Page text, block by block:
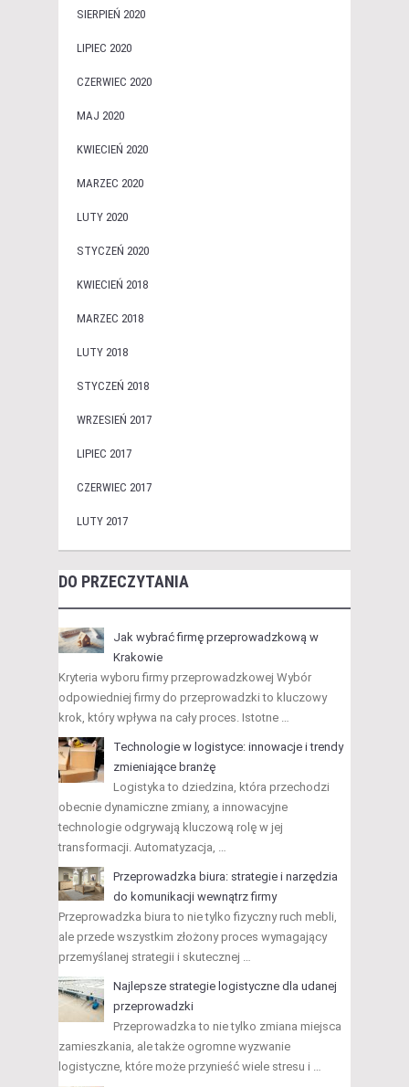
SIERPIEŃ 2020
LIPIEC 2020
CZERWIEC 2020
MAJ 2020
KWIECIEŃ 2020
MARZEC 2020
LUTY 2020
STYCZEŃ 2020
KWIECIEŃ 2018
MARZEC 2018
LUTY 2018
STYCZEŃ 2018
WRZESIEŃ 2017
LIPIEC 2017
CZERWIEC 2017
LUTY 2017
DO PRZECZYTANIA
Jak wybrać firmę przeprowadzkową w
Krakowie
Kryteria wyboru firmy przeprowadzkowej Wybór
odpowiedniej firmy do przeprowadzki to kluczowy
krok, który wpływa na cały proces. Istotne …
Technologie w logistyce: innowacje i trendy
zmieniające branżę
Logistyka to dziedzina, która przechodzi
obecnie dynamiczne zmiany, a innowacyjne
technologie odgrywają kluczową rolę w jej
transformacji. Automatyzacja, …
Przeprowadzka biura: strategie i narzędzia
do komunikacji wewnątrz firmy
Przeprowadzka biura to nie tylko fizyczny ruch mebli,
ale przede wszystkim złożony proces wymagający
przemyślanej strategii i skutecznej …
Najlepsze strategie logistyczne dla udanej
przeprowadzki
Przeprowadzka to nie tylko zmiana miejsca
zamieszkania, ale także ogromne wyzwanie
logistyczne, które może przynieść wiele stresu i …